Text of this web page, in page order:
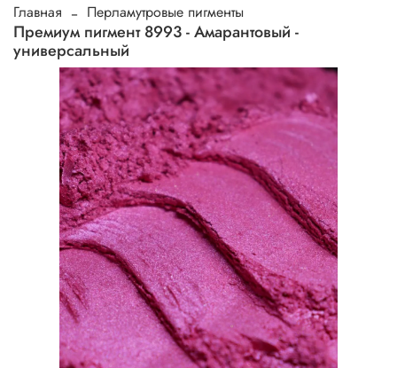
Главная Перламутровые пигменты
Премиум пигмент 8993 - Амарантовый -
универсальный